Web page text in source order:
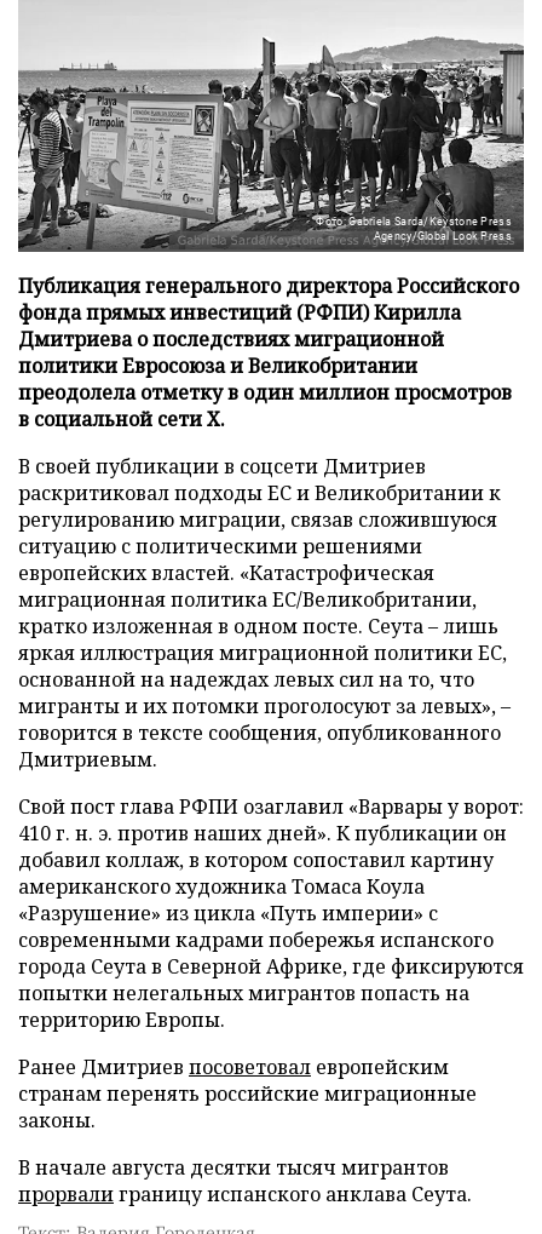
Фото: Gabriela Sarda/Keystone Press
Agency/Global Look Press
Публикация генерального директора Российского
фонда прямых инвестиций (РФПИ) Кирилла
Дмитриева о последствиях миграционной
политики Евросоюза и Великобритании
преодолела отметку в один миллион просмотров
в социальной сети X.
В своей публикации в соцсети Дмитриев
раскритиковал подходы ЕС и Великобритании к
регулированию миграции, связав сложившуюся
ситуацию с политическими решениями
европейских властей. «Катастрофическая
миграционная политика ЕС/Великобритании,
кратко изложенная в одном посте. Сеута – лишь
яркая иллюстрация миграционной политики ЕС,
основанной на надеждах левых сил на то, что
мигранты и их потомки проголосуют за левых», –
говорится в тексте сообщения, опубликованного
Дмитриевым.
Свой пост глава РФПИ озаглавил «Варвары у ворот:
410 г. н. э. против наших дней». К публикации он
добавил коллаж, в котором сопоставил картину
американского художника Томаса Коула
«Разрушение» из цикла «Путь империи» с
современными кадрами побережья испанского
города Сеута в Северной Африке, где фиксируются
попытки нелегальных мигрантов попасть на
территорию Европы.
Ранее Дмитриев посоветовал европейским
странам перенять российские миграционные
законы.
В начале августа десятки тысяч мигрантов
прорвалиграницу испанского анклава Сеута.